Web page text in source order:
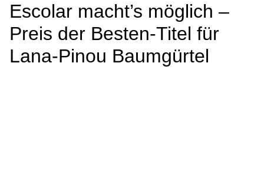
Escolar macht’s möglich –
Preis der Besten-Titel für
Lana-Pinou Baumgürtel